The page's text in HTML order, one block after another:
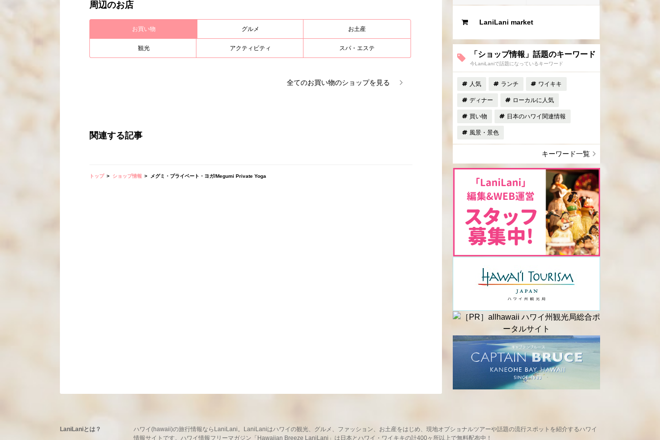
周辺のお店
お買い物 グルメ お土産
観光 アクティビティ スパ・エステ
全てのお買い物のショップを見る
関連する記事
トップ ショップ情報 メグミ・プライベート・ヨガ/Megumi Private Yoga
LaniLani market
「ショップ情報」話題のキーワード
今LaniLaniで話題になっているキーワード
人気 ランチ ワイキキ
ディナー ローカルに人気
買い物 日本のハワイ関連情報
風景・景色
キーワード一覧
LaniLaniとは？
ハワイ(hawaii)の旅行情報ならLaniLani。LaniLaniはハワイの観光、グルメ、ファッション、お土産をはじめ、現地オプショナルツアーや話題の流行スポットを紹介するハワイ
情報サイトです。ハワイ情報フリーマガジン「Hawaiian Breeze LaniLani」は日本とハワイ・ワイキキの計400ヶ所以上で無料配布中！